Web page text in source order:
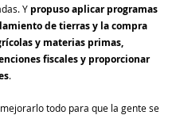
Y propuso aplicar programas
de tierras y la compra
y materias primas,
fiscales y proporcionar
.
todo para que la gente se